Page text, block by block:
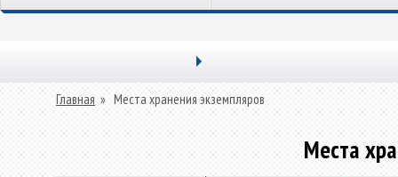
Главная » Места хранения экземпляров
Места